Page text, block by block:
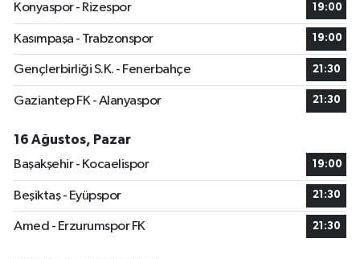
Konyaspor - Rizespor
19:00
Kasımpaşa - Trabzonspor 19:00
Gençlerbirliği S.K. - Fenerbahçe 21:30
Gaziantep FK - Alanyaspor 21:30
16 Ağustos, Pazar
Başakşehir - Kocaelispor
19:00
Beşiktaş - Eyüpspor 21:30
Amed - Erzurumspor FK 21:30